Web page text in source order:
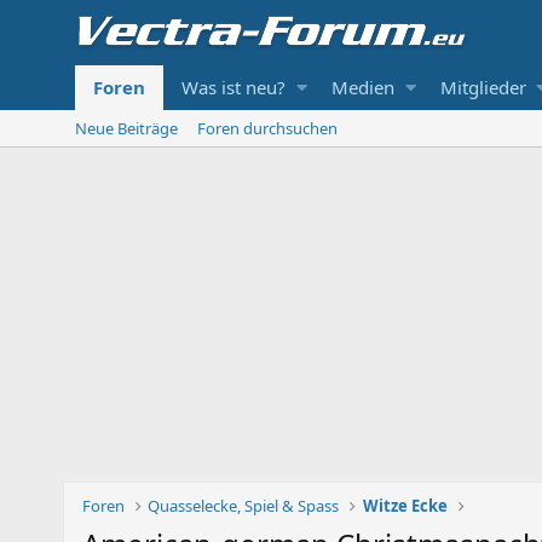
Foren Was ist neu? Medien Mitglieder
Neue Beiträge Foren durchsuchen
Foren Quasselecke, Spiel & Spass Witze Ecke